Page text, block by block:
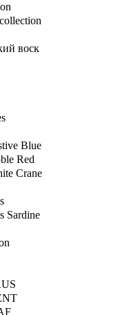
воск
Blue
Red
Crane
Sardine